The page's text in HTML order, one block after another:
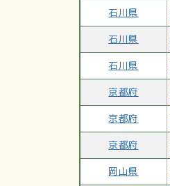
石川県
石川県
石川県
京都府
京都府
京都府
岡山県